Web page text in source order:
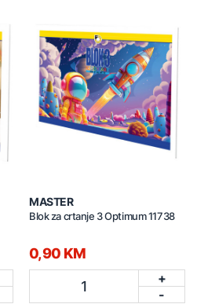
MASTER
Blok za crtanje 3 Optimum 11738
0,90 KM
1
+
-